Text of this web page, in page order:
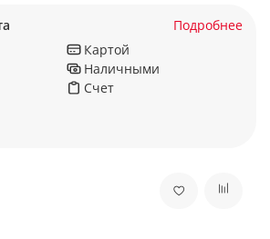
Подробнее
Картой
Наличными
Счет